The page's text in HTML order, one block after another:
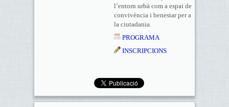
l’entorn urbà com a espai de
convivència i benestar per a
la ciutadania.
PROGRAMA
INSCRIPCIONS